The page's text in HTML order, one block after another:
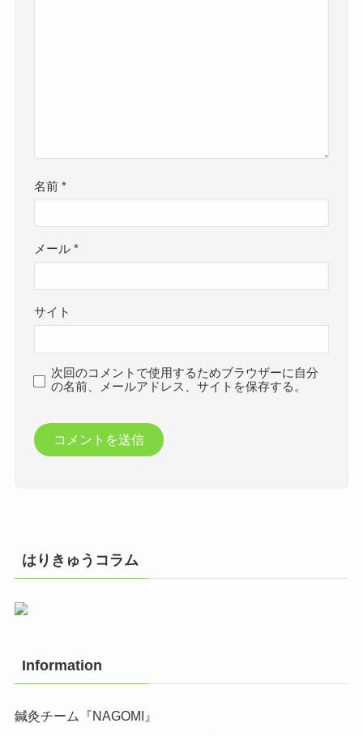
名前*
メール*
サイト
次回のコメントで使用するためブラウザーに自分
の名前、メールアドレス、サイトを保存する。
はりきゅうコラム
Information
鍼灸チーム『NAGOMI』